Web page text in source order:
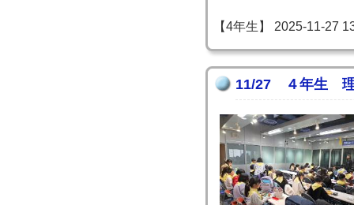
【4年生】 2025-11-27
11/27 ４年生 理